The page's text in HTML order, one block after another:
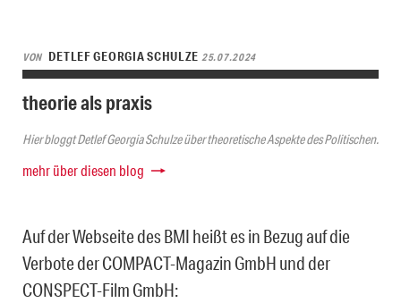
VON DETLEF GEORGIA SCHULZE 25.07.2024
theorie als praxis
Hier bloggt Detlef Georgia Schulze über theoretische Aspekte des Politischen.
mehr über diesen blog
Auf der Webseite des BMI heißt es in Bezug auf die
Verbote der COMPACT-Magazin GmbH und der
CONSPECT-Film GmbH: